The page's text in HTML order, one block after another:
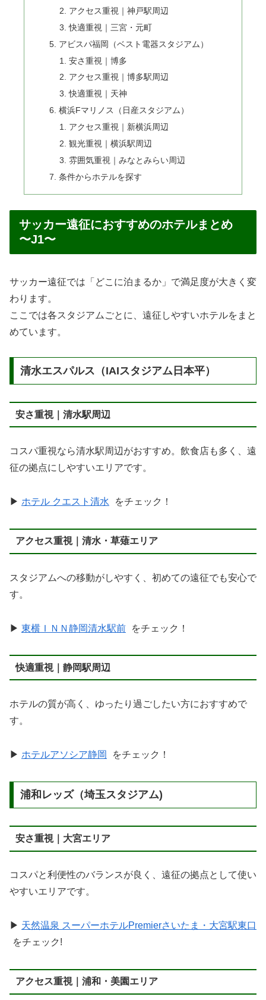
アクセス重視｜神戸駅周辺
快適重視｜三宮・元町
アビスパ福岡（ベスト電器スタジアム）
安さ重視｜博多
アクセス重視｜博多駅周辺
快適重視｜天神
横浜Fマリノス（日産スタジアム）
アクセス重視｜新横浜周辺
観光重視｜横浜駅周辺
雰囲気重視｜みなとみらい周辺
条件からホテルを探す
サッカー遠征におすすめのホテルまとめ
〜J1〜
サッカー遠征では「どこに泊まるか」で満足度が大きく変
わります。
ここでは各スタジアムごとに、遠征しやすいホテルをまと
めています。
清水エスパルス（IAIスタジアム日本平）
安さ重視｜清水駅周辺
コスパ重視なら清水駅周辺がおすすめ。飲食店も多く、遠
征の拠点にしやすいエリアです。
▶ ホテル クエスト清水 をチェック！
アクセス重視｜清水・草薙エリア
スタジアムへの移動がしやすく、初めての遠征でも安心で
す。
▶ 東横ＩＮＮ静岡清水駅前 をチェック！
快適重視｜静岡駅周辺
ホテルの質が高く、ゆったり過ごしたい方におすすめで
す。
▶ ホテルアソシア静岡 をチェック！
浦和レッズ（埼玉スタジアム)
安さ重視｜大宮エリア
コスパと利便性のバランスが良く、遠征の拠点として使い
やすいエリアです。
▶ 天然温泉 スーパーホテルPremierさいたま・大宮駅東口
をチェック!
アクセス重視｜浦和・美園エリア